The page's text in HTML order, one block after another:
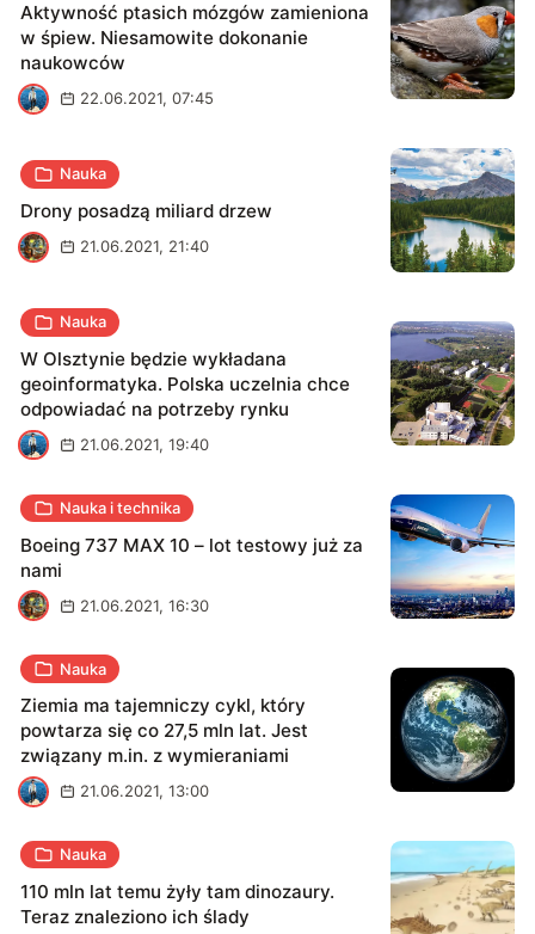
Aktywność ptasich mózgów zamieniona
w śpiew. Niesamowite dokonanie
naukowców
A
22.06.2021, 07:45
Nauka
Drony posadzą miliard drzew
A
21.06.2021, 21:40
Nauka
W Olsztynie będzie wykładana
geoinformatyka. Polska uczelnia chce
odpowiadać na potrzeby rynku
A
21.06.2021, 19:40
Nauka i technika
Boeing 737 MAX 10 – lot testowy już za
nami
A
21.06.2021, 16:30
Nauka
Ziemia ma tajemniczy cykl, który
powtarza się co 27,5 mln lat. Jest
związany m.in. z wymieraniami
A
21.06.2021, 13:00
Nauka
110 mln lat temu żyły tam dinozaury.
Teraz znaleziono ich ślady